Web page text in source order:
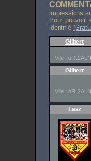
impressions
Pour pouvoir
identifié
Gilbert
Ville :
Gilbert
Ville :
Laaz